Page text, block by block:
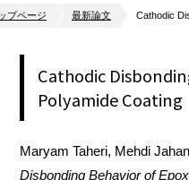
プページ 最新論文 Cathodic
Cathodic
Polyamide Coating
Maryam Taheri, Mehdi
Disbonding Behavior of